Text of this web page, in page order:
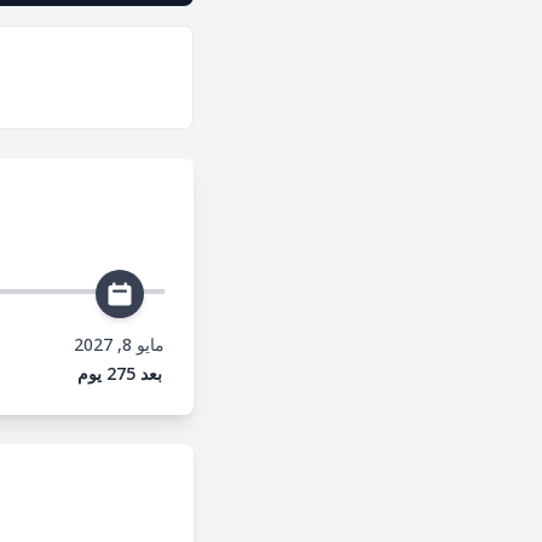
مايو 8, 2027
بعد 275 يوم